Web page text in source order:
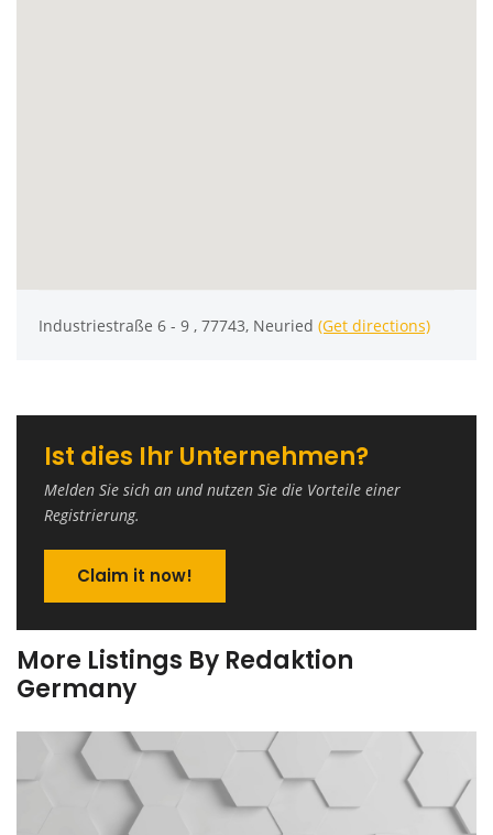
Industriestraße 6 - 9 , 77743, Neuried (Get directions)
Ist dies Ihr Unternehmen?
Melden Sie sich an und nutzen Sie die Vorteile einer
Registrierung.
Claim it now!
More Listings By Redaktion
Germany